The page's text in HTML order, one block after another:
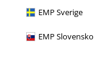
EMP Sverige
EMP Slovensko